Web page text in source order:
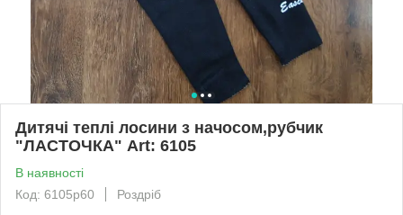
Дитячі теплі лосини з начосом,рубчик
"ЛАСТОЧКА" Art: 6105
В наявності
Код: 6105р60
Роздріб